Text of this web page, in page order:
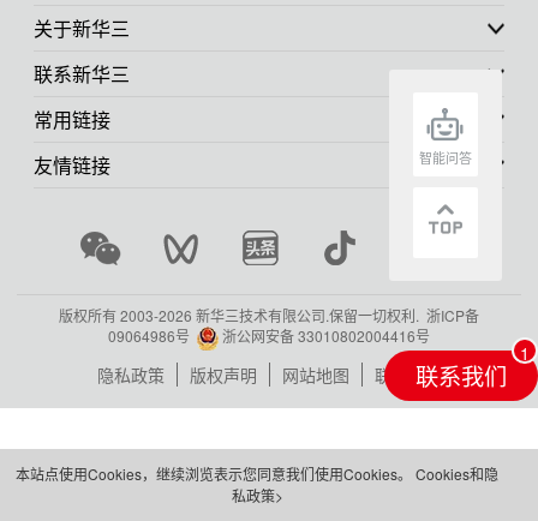
关于新华三
联系新华三
常用链接
友情链接
版权所有 2003-2026 新华三技术有限公司.保留一切权利. 浙ICP备
09064986号
浙公网安备 33010802004416号
隐私政策 版权声明 网站地图 联系我们联系我们
本站点使用Cookies，继续浏览表示您同意我们使用Cookies。 Cookies和隐
私政策>
智能问答